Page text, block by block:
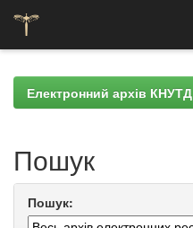
navigationЕлектронний архів КНУТД
Пошук
Пошук: